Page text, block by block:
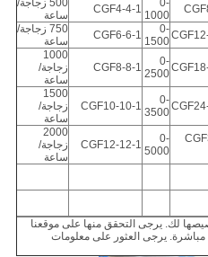
0-
1000
CGF4-4-1
500 زجاجة/
ساعة
0-
1500
CGF6-6-1
750 زجاجة/
ساعة
0-
2500
CGF8-8-1
1000
زجاجة/
ساعة
0-
3500
CGF10-10-1
1500
زجاجة/
ساعة
0-
5000
CGF12-12-1
2000
زجاجة/
ساعة
لك. يرجى التحقق منها على موقعنا
مباشرة. يرجى العثور على معلومات